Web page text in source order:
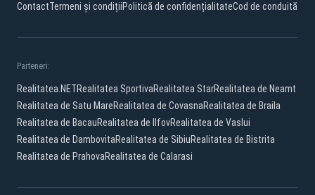
ContactTermeni și condițiiPolitică de confidențialitateCod de conduită
Parteneri:
Realitatea.NETRealitatea SportivaRealitatea StarRealitatea de Neamt
Realitatea de Satu MareRealitatea de CovasnaRealitatea de Braila
Realitatea de BacauRealitatea de IlfovRealitatea de Vaslui
Realitatea de DambovitaRealitatea de SibiuRealitatea de Bistrita
Realitatea de PrahovaRealitatea de Calarasi